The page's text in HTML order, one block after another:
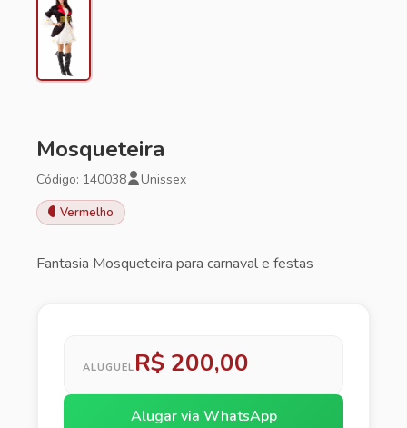
Mosqueteira
Código: 140038 Unissex
Vermelho
Fantasia Mosqueteira para carnaval e festas
ALUGUEL R$ 200,00
Alugar via WhatsApp